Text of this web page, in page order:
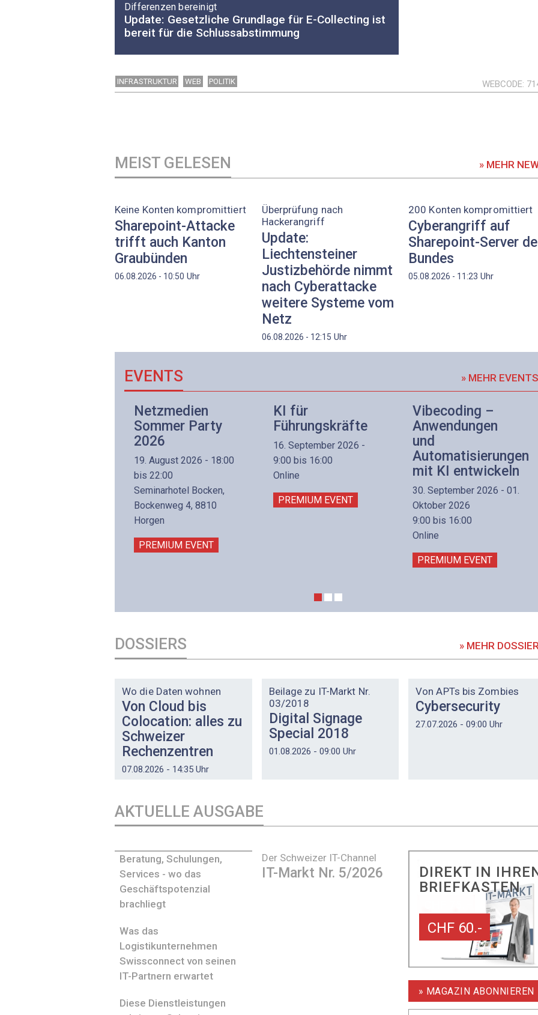
Differenzen bereinigt
Update: Gesetzliche Grundlage für E-Collecting ist
bereit für die Schlussabstimmung
INFRASTRUKTUR WEB POLITIK WEBCODE
MEIST GELESEN » MEHR
Keine Konten kompromittiert
Sharepoint-Attacke
trifft auch Kanton
Graubünden
06.08.2026 - 10:50 Uhr
Überprüfung nach
Hackerangriff
Update:
Liechtensteiner
Justizbehörde nimmt
nach Cyberattacke
weitere Systeme vom
Netz
06.08.2026 - 12:15 Uhr
200 Konten kompromittiert
Cyberangriff auf
Sharepoint-Server
Bundes
05.08.2026 - 11:23 Uhr
EVENTS » MEHR EVENTS
Netzmedien
Sommer Party
2026
19. August 2026 - 18:00
bis 22:00
Seminarhotel Bocken,
Bockenweg 4, 8810
Horgen
PREMIUM EVENT
KI für
Führungskräfte
16. September 2026 -
9:00 bis 16:00
Online
PREMIUM EVENT
Vibecoding –
Anwendungen
und
Automatisierungen
mit KI entwickeln
30. September 2026 - 01.
Oktober 2026
9:00 bis 16:00
Online
PREMIUM EVENT
DOSSIERS » MEHR
Wo die Daten wohnen
Von Cloud bis
Colocation: alles zu
Schweizer
Rechenzentren
07.08.2026 - 14:35 Uhr
Beilage zu IT-Markt Nr.
03/2018
Digital Signage
Special 2018
01.08.2026 - 09:00 Uhr
Von APTs bis Zombies
Cybersecurity
27.07.2026 - 09:00 Uhr
AKTUELLE AUSGABE
Der Schweizer IT-Channel
IT-Markt Nr. 5/2026
Beratung, Schulungen,
Services - wo das
Geschäftspotenzial
brachliegt
Was das
Logistikunternehmen
Swissconnect von seinen
IT-Partnern erwartet
Diese Dienstleistungen
DIREKT IN
BRIEFKASTEN
CHF 60.-
» MAGAZIN ABONNIEREN